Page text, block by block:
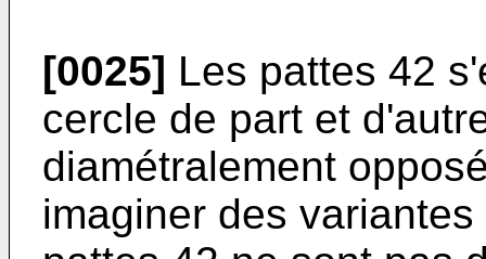
[0025] Les pattes 42
cercle de part et
diamétralement
imaginer des